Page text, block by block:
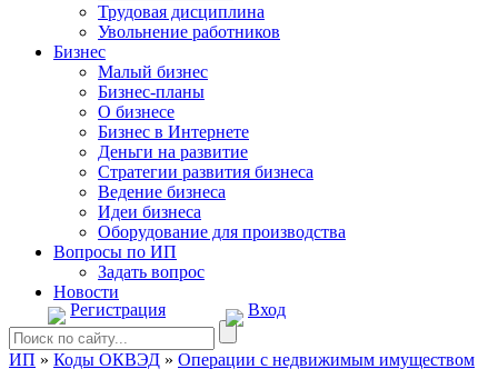
Трудовая дисциплина
Увольнение работников
Бизнес
Малый бизнес
Бизнес-планы
О бизнесе
Бизнес в Интернете
Деньги на развитие
Стратегии развития бизнеса
Ведение бизнеса
Идеи бизнеса
Оборудование для производства
Вопросы по ИП
Задать вопрос
Новости
Регистрация
Вход
ИП » Коды ОКВЭД » Операции с недвижимым имуществом